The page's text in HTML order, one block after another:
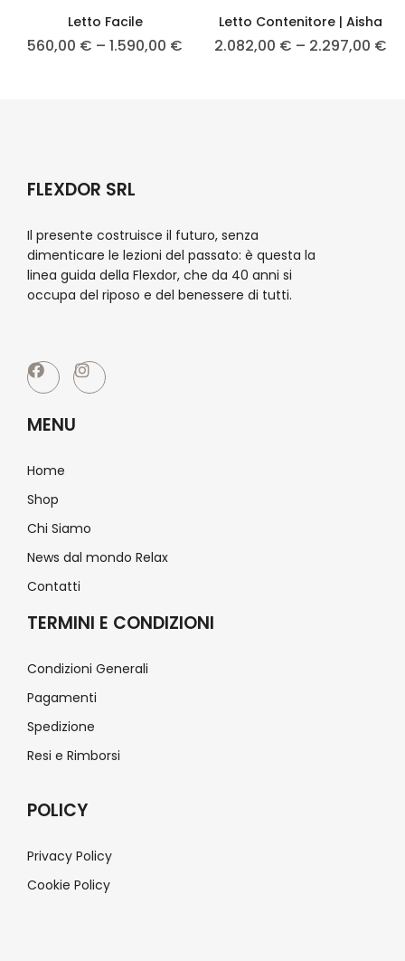
Letto Facile
560,00 € – 1.590,00 €
Letto Contenitore | Aisha
2.082,00 € – 2.297,00 €
FLEXDOR SRL
Il presente costruisce il futuro, senza
dimenticare le lezioni del passato: è questa la
linea guida della Flexdor, che da 40 anni si
occupa del riposo e del benessere di tutti.
MENU
Home
Shop
Chi Siamo
News dal mondo Relax
Contatti
TERMINI E CONDIZIONI
Condizioni Generali
Pagamenti
Spedizione
Resi e Rimborsi
POLICY
Privacy Policy
Cookie Policy